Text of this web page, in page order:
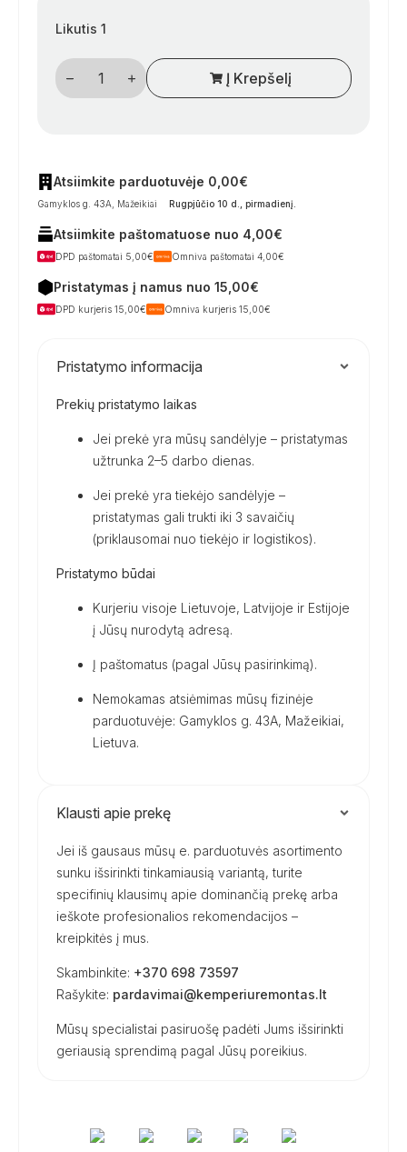
Likutis 1
produkto
kiekis:
Krumpliaračių
Out
Step
V12/V6
12V“
Į Krepšelį
Atsiimkite parduotuvėje 0,00€
Gamyklos g. 43A, Mažeikiai Rugpjūčio 10 d., pirmadienį
Atsiimkite paštomatuose nuo 4,00€
DPD paštomatai 5,00€ Omniva paštomatai 4,00€
Pristatymas į namus nuo 15,00€
DPD kurjeris 15,00€ Omniva kurjeris 15,00€
Pristatymo informacija
Prekių pristatymo laikas
Jei prekė yra mūsų sandėlyje – pristatymas
užtrunka 2–5 darbo dienas.
Jei prekė yra tiekėjo sandėlyje –
pristatymas gali trukti iki 3 savaičių
(priklausomai nuo tiekėjo ir logistikos).
Pristatymo būdai
Kurjeriu visoje Lietuvoje, Latvijoje ir Estijoje
į Jūsų nurodytą adresą.
Į paštomatus (pagal Jūsų pasirinkimą).
Nemokamas atsiėmimas mūsų fizinėje
parduotuvėje: Gamyklos g. 43A, Mažeikiai,
Lietuva.
Klausti apie prekę
Jei iš gausaus mūsų e. parduotuvės asortimento
sunku išsirinkti tinkamiausią variantą, turite
specifinių klausimų apie dominančią prekę arba
ieškote profesionalios rekomendacijos –
kreipkitės į mus.
Skambinkite: +370 698 73597
Rašykite: pardavimai@kemperiuremontas.lt
Mūsų specialistai pasiruošę padėti Jums išsirinkti
geriausią sprendimą pagal Jūsų poreikius.